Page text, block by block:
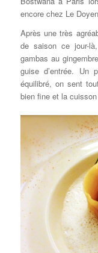
encore chez Le
Après une très
de saison ce jour-
gambas au
guise d’entrée. Un
équilibré, on sent
bien fine et la